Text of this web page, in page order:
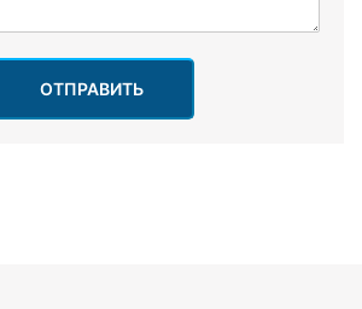
ОТПРАВИТЬ